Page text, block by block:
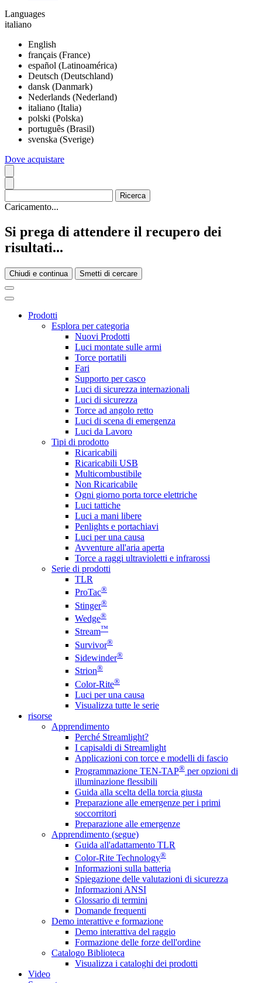
Languages
italiano
English
français (France)
español (Latinoamérica)
Deutsch (Deutschland)
dansk (Danmark)
Nederlands (Nederland)
italiano (Italia)
polski (Polska)
português (Brasil)
svenska (Sverige)
Dove acquistare
Caricamento...
Si prega di attendere il recupero dei
risultati...
Chiudi e continua Smetti di cercare
Prodotti
Esplora per categoria
Nuovi Prodotti
Luci montate sulle armi
Torce portatili
Fari
Supporto per casco
Luci di sicurezza internazionali
Luci di sicurezza
Torce ad angolo retto
Luci di scena di emergenza
Luci da Lavoro
Tipi di prodotto
Ricaricabili
Ricaricabili USB
Multicombustibile
Non Ricaricabile
Ogni giorno porta torce elettriche
Luci tattiche
Luci a mani libere
Penlights e portachiavi
Luci per una causa
Avventure all'aria aperta
Torce a raggi ultravioletti e infrarossi
Serie di prodotti
TLR
ProTac®
Stinger®
Wedge®
Stream™
Survivor®
Sidewinder®
Strion®
Color-Rite®
Luci per una causa
Visualizza tutte le serie
risorse
Apprendimento
Perché Streamlight?
I capisaldi di Streamlight
Applicazioni con torce e modelli di fascio
Programmazione TEN-TAP® per opzioni di
illuminazione flessibili
Guida alla scelta della torcia giusta
Preparazione alle emergenze per i primi
soccorritori
Preparazione alle emergenze
Apprendimento (segue)
Guida all'adattamento TLR
Color-Rite Technology®
Informazioni sulla batteria
Spiegazione delle valutazioni di sicurezza
Informazioni ANSI
Glossario di termini
Domande frequenti
Demo interattive e formazione
Demo interattiva del raggio
Formazione delle forze dell'ordine
Catalogo Biblioteca
Visualizza i cataloghi dei prodotti
Video